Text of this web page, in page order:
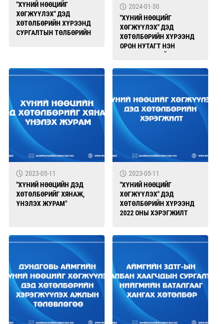
"ХҮНИЙ НӨӨЦИЙГ
ХӨГЖҮҮЛЭХ" ДЭД
ХӨТӨЛБӨРИЙН ХҮРЭЭНД
СУРГАЛТЫН ТӨЛБӨРИЙН
2024-01-30
"ХҮНИЙ НӨӨЦИЙГ
ХӨГЖҮҮЛЭХ" ДЭД
ХӨТӨЛБӨРИЙН ХҮРЭЭНД
ОРОН НУТАГТ НЭН
2023-05-11
"ХҮНИЙ НӨӨЦИЙН ДЭД
ХӨТӨЛБӨРИЙГ ХЯНАЖ,
ҮНЭЛЭХ ЖУРАМ"
2023-05-11
"ХҮНИЙ НӨӨЦИЙГ
ХӨГЖҮҮЛЭХ" ДЭД
ХӨТӨЛБӨРИЙН ХҮРЭЭНД
2022 ОНЫ ХЭРЭГЖИЛТ